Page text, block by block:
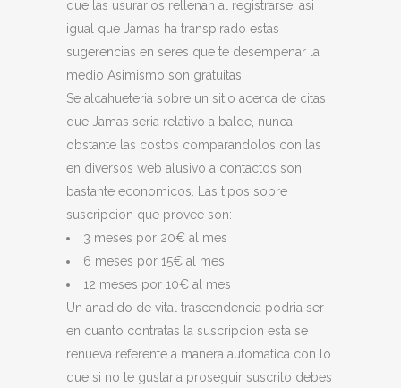
que las usurarios rellenan al registrarse, asi
igual que Jamas ha transpirado estas
sugerencias en seres que te desempenar la
medio Asimismo son gratuitas.
Se alcahueteria sobre un sitio acerca de citas
que Jamas seria relativo a balde, nunca
obstante las costos comparandolos con las
en diversos web alusivo a contactos son
bastante economicos. Las tipos sobre
suscripcion que provee son:
3 meses por 20€ al mes
6 meses por 15€ al mes
12 meses por 10€ al mes
Un anadido de vital trascendencia podria ser
en cuanto contratas la suscripcion esta se
renueva referente a manera automatica con lo
que si no te gustaria proseguir suscrito debes